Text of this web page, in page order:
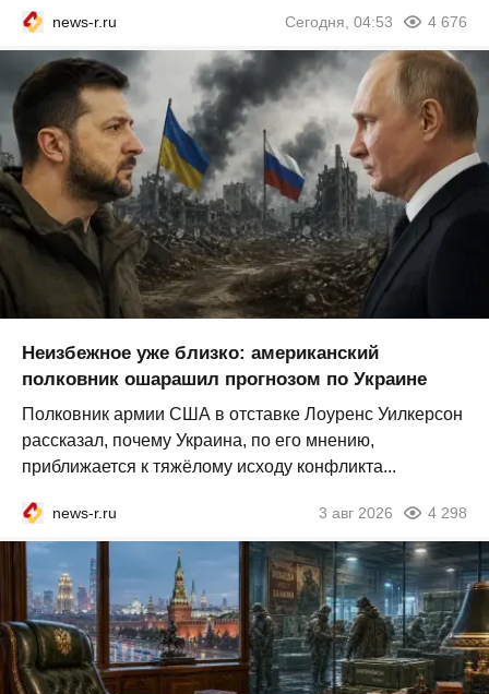
news-r.ru Сегодня, 04:53 4 676
Неизбежное уже близко: американский
полковник ошарашил прогнозом по Украине
Полковник армии США в отставке Лоуренс Уилкерсон
рассказал, почему Украина, по его мнению,
приближается к тяжёлому исходу конфликта...
news-r.ru 3 авг 2026 4 298